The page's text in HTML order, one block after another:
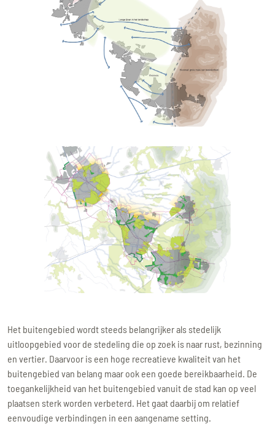
Het buitengebied wordt steeds belangrijker als stedelijk
uitloopgebied voor de stedeling die op zoek is naar rust, bezinning
en vertier. Daarvoor is een hoge recreatieve kwaliteit van het
buitengebied van belang maar ook een goede bereikbaarheid. De
toegankelijkheid van het buitengebied vanuit de stad kan op veel
plaatsen sterk worden verbeterd. Het gaat daarbij om relatief
eenvoudige verbindingen in een aangename setting.